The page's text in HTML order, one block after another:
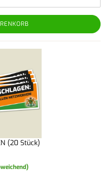
(20 Stück)